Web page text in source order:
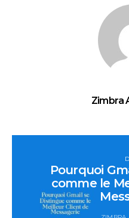
Zimbra
Pourquoi
comme le